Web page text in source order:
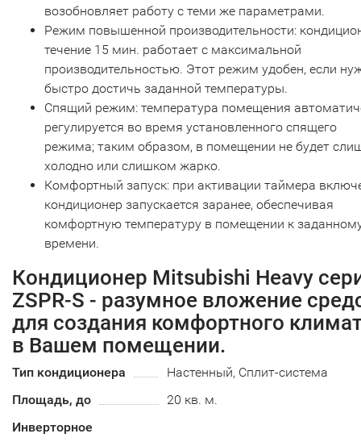
возобновляет работу с теми же параметрами.
Режим повышенной производительности:
течение 15 мин. работает с максимальной
производительностью. Этот режим удобен, если
быстро достичь заданной температуры.
Спящий режим: температура помещения
регулируется во время установленного спящего
режима; таким образом, в помещении не будет
холодно или слишком жарко.
Комфортный запуск: при активации таймера
кондиционер запускается заранее, обеспечивая
комфортную температуру в помещении к
времени.
Кондиционер Mitsubishi Heavy
ZSPR-S - разумное вложение
для создания комфортного
в Вашем помещении.
Тип кондиционера
Настенный, Сплит-система
Площадь, до
20 кв. м.
Инверторное